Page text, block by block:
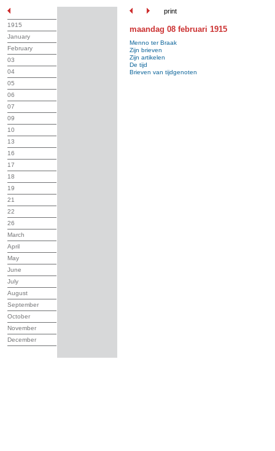
print
1915
January
February
03
04
05
06
07
09
10
13
16
17
18
19
21
22
26
March
April
May
June
July
August
September
October
November
December
maandag 08 februari 1915
Menno ter Braak
Zijn brieven
Zijn artikelen
De tijd
Brieven van tijdgenoten